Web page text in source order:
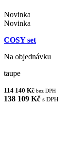
Novinka
Novinka
COSY set
Na objednávku
taupe
114 140 Kč bez DPH
138 109 Kč s DPH